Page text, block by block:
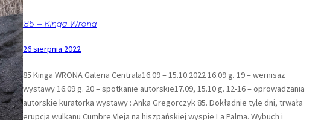
85 – Kinga Wrona
26 sierpnia 2022
85 Kinga WRONA Galeria Centrala16.09 – 15.10.2022 16.09 g. 19 – wernisaż
wystawy 16.09 g. 20 – spotkanie autorskie17.09, 15.10 g. 12-16 – oprowadzania
autorskie kuratorka wystawy : Anka Gregorczyk 85. Dokładnie tyle dni, trwała
erupcja wulkanu Cumbre Vieja na hiszpańskiej wyspie La Palma. Wybuch i